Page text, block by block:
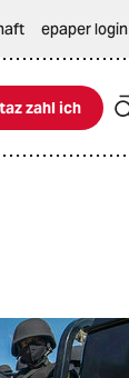
epaper login
ich
taz zahl ich